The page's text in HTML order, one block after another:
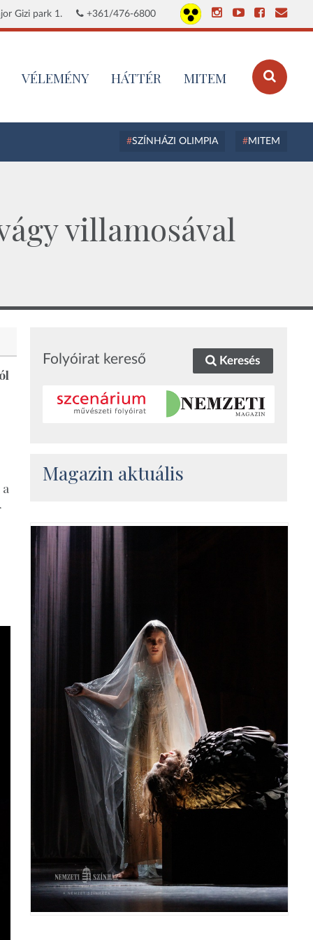
Gizi park 1. +361/476-6800
VÉLEMÉNY HÁTTÉR MITEM
SZÍNHÁZI OLIMPIA MITEM
villamosával
Folyóirat kereső Keresés
Magazin aktuális